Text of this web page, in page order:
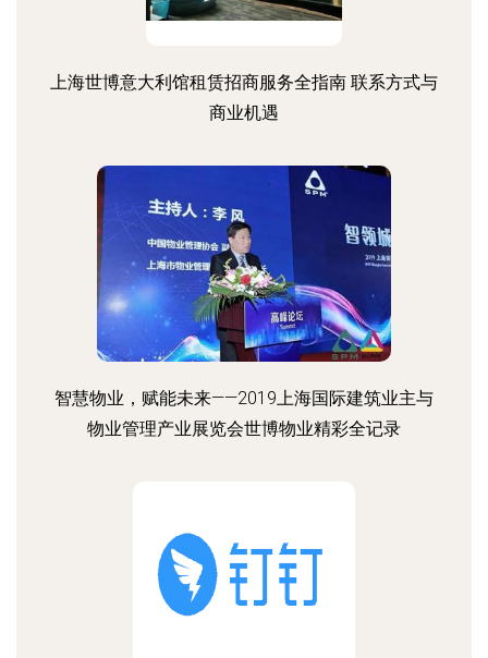
上海世博意大利馆租赁招商服务全指南 联系方式与
商业机遇
智慧物业，赋能未来——2019上海国际建筑业主与
物业管理产业展览会世博物业精彩全记录